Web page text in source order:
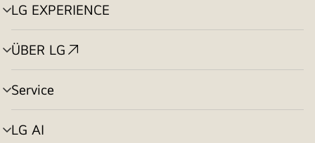
LG EXPERIENCE
Menü
umschalten
ÜBER LG
Menü
umschalten
Service
Menü
umschalten
LG AI
Menü